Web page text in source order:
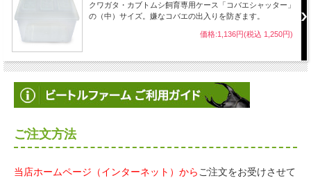
クワガタ・カブトムシ飼育専用ケース「コバエシャッター」
の（中）サイズ。嫌なコバエの出入りを防ぎます。
価格:1,136円(税込 1,250円)
ご注文方法
当店ホームページ（インターネット）からご注文をお受けさせて